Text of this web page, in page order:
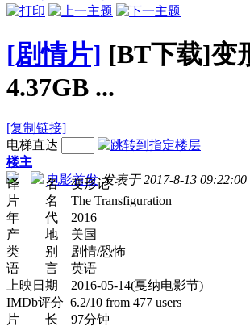
[剧情片] [BT下载]变
4.37GB ...
[复制链接]
电梯直达
楼主
电影首发 发表于 2017-8-13 09:22:00
译 名 变形记
片 名 The Transfiguration
年 代 2016
产 地 美国
类 别 剧情/恐怖
语 言 英语
上映日期 2016-05-14(戛纳电影节)
IMDb评分 6.2/10 from 477 users
片 长 97分钟